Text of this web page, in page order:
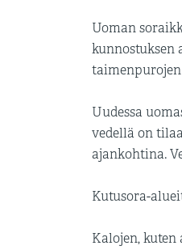
Uoman
kunnostuksen
Uudessa
vedellä on
ajankohtina.
Kutusora-
Kalojen,